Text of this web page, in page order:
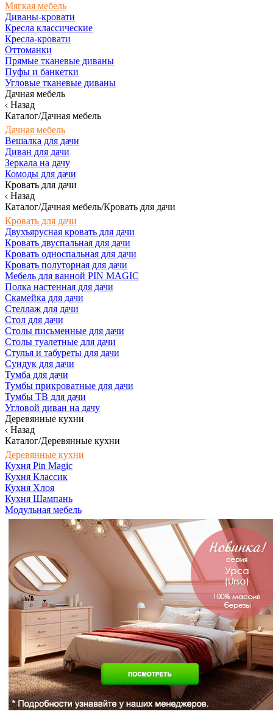
Мягкая мебель
Диваны-кровати
Кресла классические
Кресла-кровати
Оттоманки
Прямые тканевые диваны
Пуфы и банкетки
Угловые тканевые диваны
Дачная мебель
Назад
Каталог/Дачная мебель
Дачная мебель
Вешалка для дачи
Диван для дачи
Зеркала на дачу
Комоды для дачи
Кровать для дачи
Назад
Каталог/Дачная мебель/Кровать для дачи
Кровать для дачи
Двухъярусная кровать для дачи
Кровать двуспальная для дачи
Кровать односпальная для дачи
Кровать полуторная для дачи
Мебель для ванной PIN MAGIC
Полка настенная для дачи
Скамейка для дачи
Стеллаж для дачи
Стол для дачи
Столы письменные для дачи
Столы туалетные для дачи
Стулья и табуреты для дачи
Сундук для дачи
Тумба для дачи
Тумбы прикроватные для дачи
Тумбы ТВ для дачи
Угловой диван на дачу
Деревянные кухни
Назад
Каталог/Деревянные кухни
Деревянные кухни
Кухня Pin Magic
Кухня Классик
Кухня Хлоя
Кухня Шампань
Модульная мебель